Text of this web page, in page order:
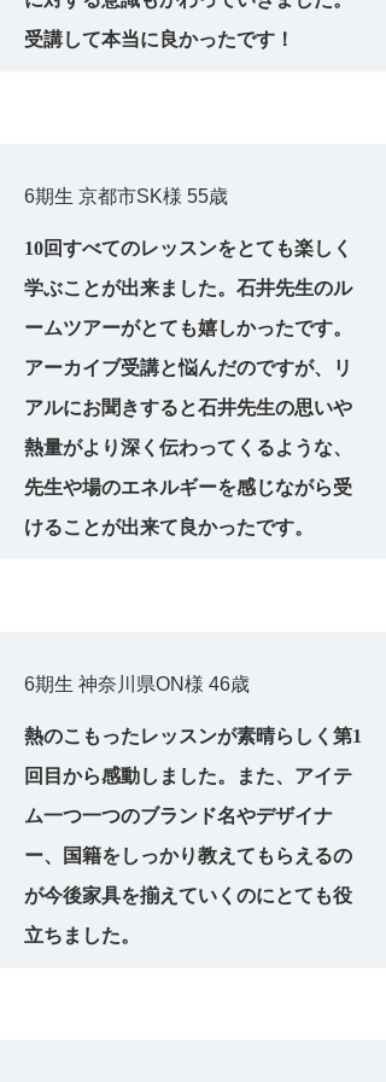
受講して本当に良かったです！
6期生 京都市SK様 55歳
10回すべてのレッスンをとても楽しく
学ぶことが出来ました。石井先生のル
ームツアーがとても嬉しかったです。
アーカイブ受講と悩んだのですが、リ
アルにお聞きすると石井先生の思いや
熱量がより深く伝わってくるような、
先生や場のエネルギーを感じながら受
けることが出来て良かったです。
6期生 神奈川県ON様 46歳
熱のこもったレッスンが素晴らしく第1
回目から感動しました。また、アイテ
ム一つ一つのブランド名やデザイナ
ー、国籍をしっかり教えてもらえるの
が今後家具を揃えていくのにとても役
立ちました。